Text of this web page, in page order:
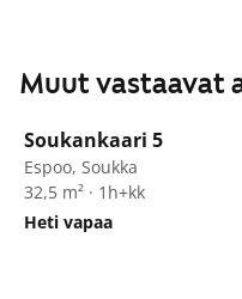
Muut vastaavat
Soukankaari 5
Espoo, Soukka
32,5 m² · 1h+kk
Heti vapaa